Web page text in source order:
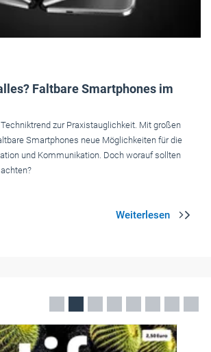
Faltbare Smartphones im
zur Praxistaug­lichkeit. Mit großen
Smartphones neue Möglichkeiten für die
und Kommunikation. Doch worauf sollten